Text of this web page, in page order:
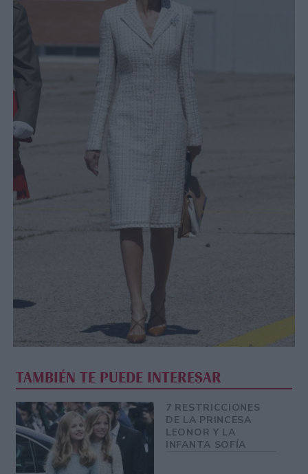
TAMBIÉN TE PUEDE INTERESAR
7 RESTRICCIONES
DE LA PRINCESA
LEONOR Y LA
INFANTA SOFÍA